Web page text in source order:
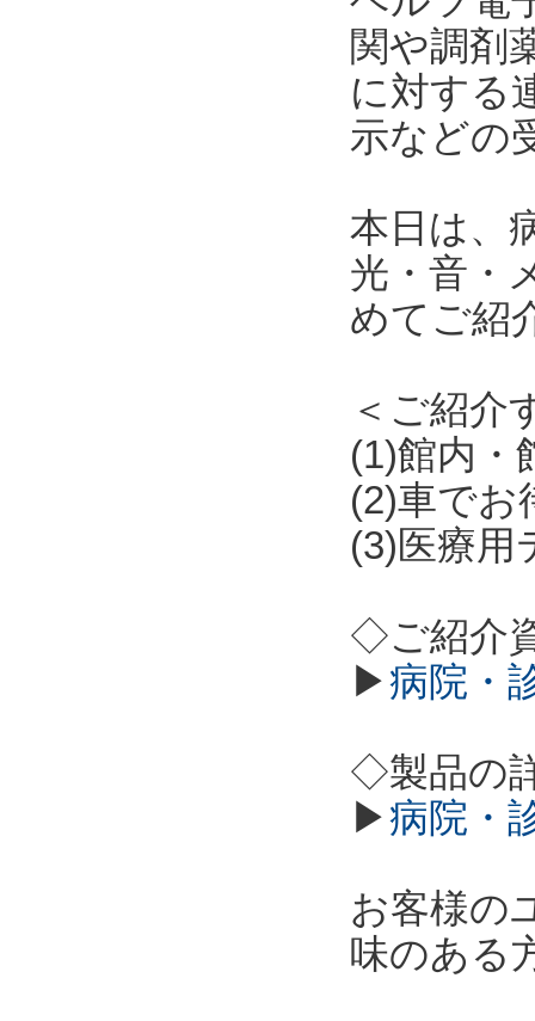
関や調剤
に対する
示などの
本日は、
光・音・
めてご紹
＜ご紹介
(1)館内・
(2)車でお
(3)医療用
◇ご紹介
▶病院・
◇製品の
▶病院・
お客様の
味のある